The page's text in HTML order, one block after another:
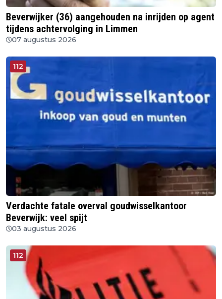
Beverwijker (36) aangehouden na inrijden op agent
tijdens achtervolging in Limmen
07 augustus 2026
112
Verdachte fatale overval goudwisselkantoor
Beverwijk: veel spijt
03 augustus 2026
112